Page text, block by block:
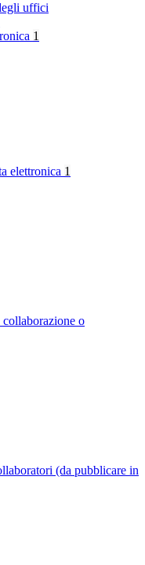
uffici
1
elettronica 1
o
(da pubblicare in